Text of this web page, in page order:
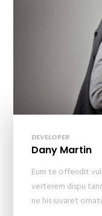
DEVELOPER
Dany Martin
Eum te offendit
verterem dispu
ne his iuvaret